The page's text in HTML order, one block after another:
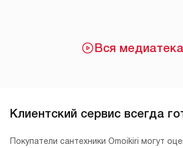
Вся медиатека
Клиентский сервис всегда
Покупатели сантехники Omoikiri могут